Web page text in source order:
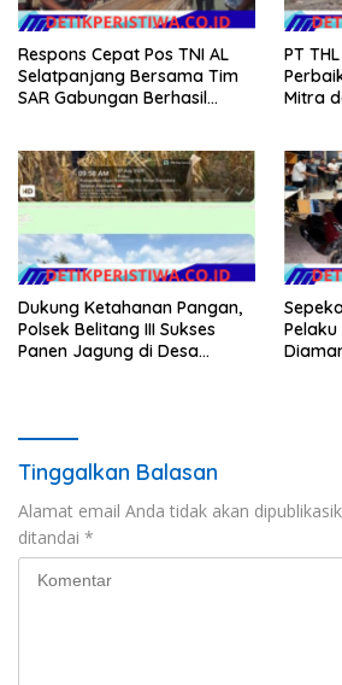
Respons Cepat Pos TNI AL
Selatpanjang Bersama Tim
SAR Gabungan Berhasil
Mengkikip Kepulauan Meranti
PT
Mitra
Dukung Ketahanan Pangan,
Polsek Belitang III Sukses
Panen Jagung di Desa
Tinggalkan Balasan
Alamat email Anda tidak akan
ditandai *